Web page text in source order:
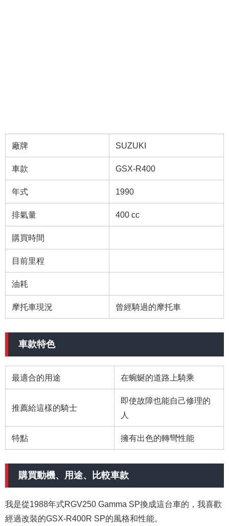
廠牌 SUZUKI
車款 GSX-R400
年式 1990
排氣量 400 cc
購買時間
目前里程
油耗
摩托車現況 曾經騎過的摩托車
車款特色
最適合的用途 在蜿蜒的道路上騎乘
推薦給這樣的騎士
即使故障也能自己修理的
人
特點 擁有出色的轉彎性能
購買動機、用途、比較車款
我是從1988年式RGV250 Gamma SP換成這台車的，我喜歡
經過改裝的GSX-R400R SP的風格和性能。